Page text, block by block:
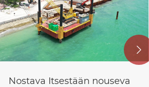
Kannen proomu
